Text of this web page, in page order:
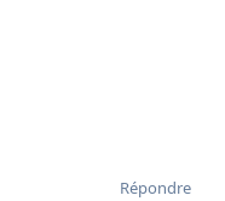
Répondre